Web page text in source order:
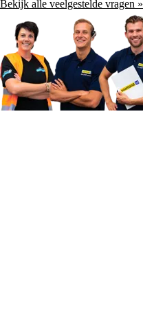
Bekijk alle veelgestelde vragen »